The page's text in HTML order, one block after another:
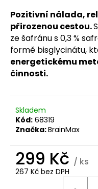
Pozitivní nálada,
přirozenou cestou.
ze šafránu s 0,3 %
formě bisglycinátu,
energetickému
činnosti.
Skladem
Kód: 68319
Značka:BrainMax
299 Kč / ks
267 Kč bez DPH
D
o
p
o
u
č
u
j
m